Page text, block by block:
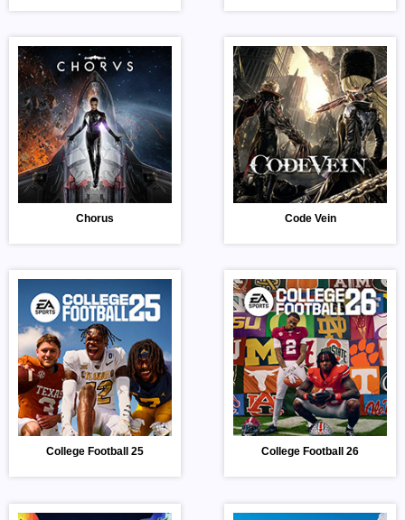
Chorus Code Vein
College Football 25 College Football 26